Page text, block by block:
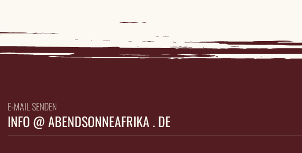
E-MAIL SENDEN
INFO @ ABENDSONNEAFRIKA . DE